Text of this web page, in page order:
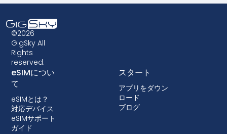
深く心掛ける時代は終わりました。
バイスが対応していることを確認することが不可
欠です。さらに、一部の古いデバイスはeSIMテク
ノロジーに対応していない場合があるため、eSIM
データプランを選ぶ前に互換性を確認することが
非常に重要です。また、キャリアによっては、
eSIMを使用できないように端末をロックしている
場合があります。ロックはほとんどの国で許可さ
れていないが、ロックが行われる場合は、ほとん
どの場合、デバイスが融資されているポストペイ
ドプランに付属している。
©2026
GigSky All
Rights
reserved.
eSIMについ
て
eSIMとは？
対応デバイス
eSIMサポート
ガイド
スタート
アプリをダウン
ロード
ブログ